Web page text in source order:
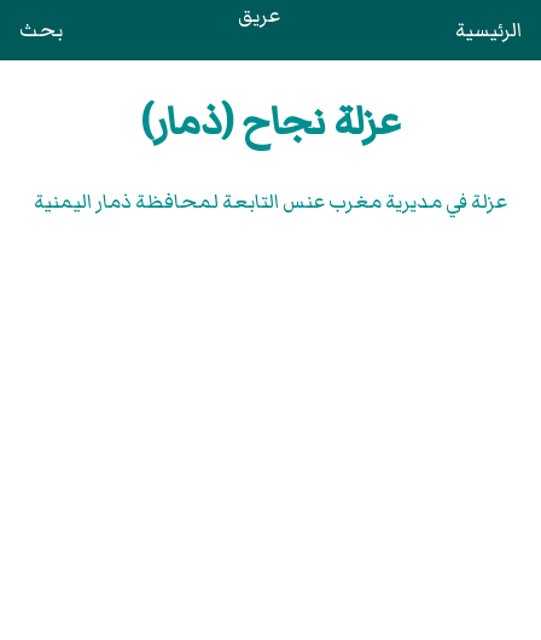
الرئيسية عريق بحث
عزلة نجاح (ذمار)
عزلة في مديرية مغرب عنس التابعة لمحافظة ذمار اليمنية